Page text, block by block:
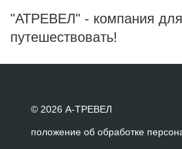
"АТРЕВЕЛ" - компания
путешествовать!
© 2026 А-ТРЕВЕЛ
положение об обработке